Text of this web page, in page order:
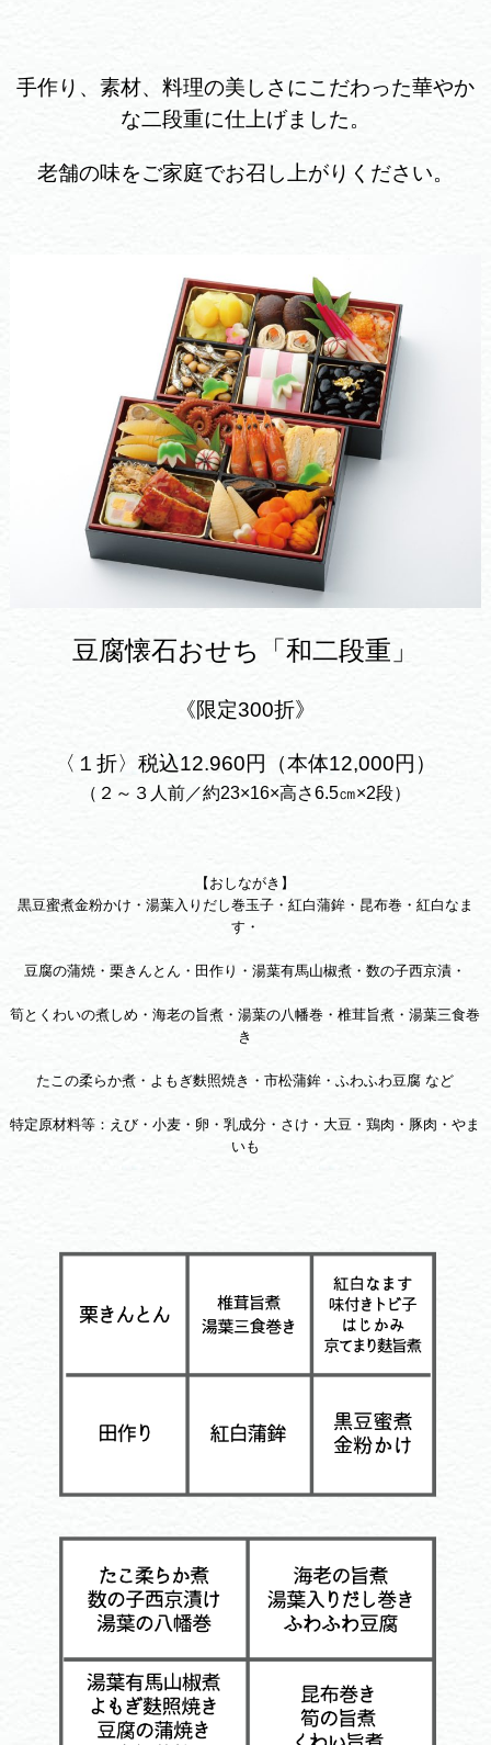
手作り、素材、料理の美しさにこだわった華やか
な二段重に仕上げました。
老舗の味をご家庭でお召し上がりください。
豆腐懐石おせち「和二段重」
《限定300折》
〈１折〉税込12.960円（本体12,000円）
（２～３人前／約23×16×高さ6.5㎝×2段）
【おしながき】
黒豆蜜煮金粉かけ・湯葉入りだし巻玉子・紅白蒲鉾・昆布巻・紅白なま
す・
豆腐の蒲焼・栗きんとん・田作り・湯葉有馬山椒煮・数の子西京漬・
筍とくわいの煮しめ・海老の旨煮・湯葉の八幡巻・椎茸旨煮・湯葉三食巻
き
たこの柔らか煮・よもぎ麩照焼き・市松蒲鉾・ふわふわ豆腐 など
特定原材料等：えび・小麦・卵・乳成分・さけ・大豆・鶏肉・豚肉・やま
いも